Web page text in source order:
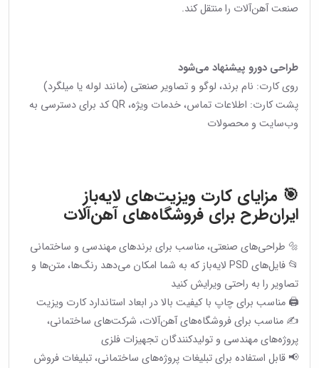
صنعت آهن‌آلات را منتقل کند.
طراحی دو‌رو پیشنهاد می‌شود
روی کارت: نام برند، لوگو و تصاویر صنعتی (مانند لوله یا میلگرد)
پشت کارت: اطلاعات تماس، خدمات ویژه، QR کد برای دسترسی به
وب‌سایت و محصولات
🎯 مزایای کارت ویزیت‌های لایه‌باز
ایران‌طرح برای فروشگاه‌های آهن‌آلات
🔩 طراحی‌های صنعتی، مناسب برای برندهای مهندسی و ساختمانی
📂 فایل‌های PSD لایه‌باز که به شما امکان می‌دهد رنگ‌ها، متن‌ها و
تصاویر را به راحتی ویرایش کنید
🖨 مناسب برای چاپ با کیفیت بالا در ابعاد استاندارد کارت ویزیت
✍️ مناسب برای فروشگاه‌های آهن‌آلات، شرکت‌های ساختمانی،
پروژه‌های مهندسی و تولیدکنندگان تجهیزات فلزی
📢 قابل استفاده برای تبلیغات پروژه‌های ساختمانی، تبلیغات فروش